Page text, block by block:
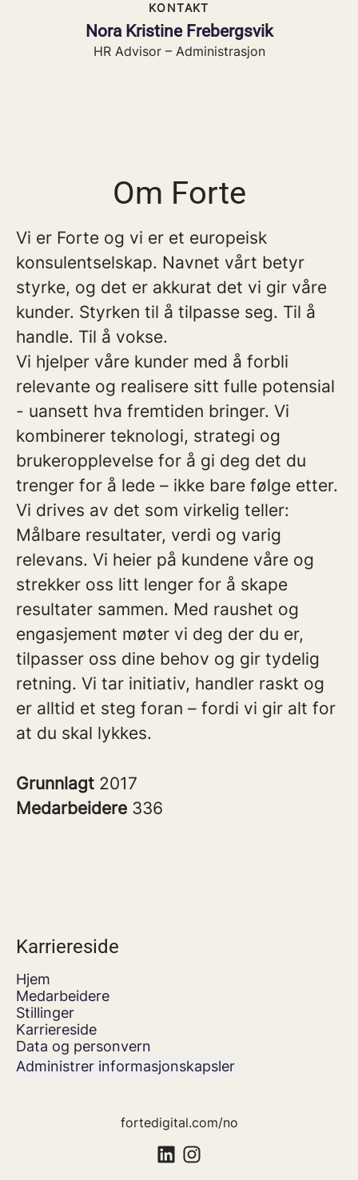
KONTAKT
Nora Kristine Frebergsvik
HR Advisor – Administrasjon
Om Forte
Vi er Forte og vi er et europeisk
konsulentselskap. Navnet vårt betyr
styrke, og det er akkurat det vi gir våre
kunder. Styrken til å tilpasse seg. Til å
handle. Til å vokse.
Vi hjelper våre kunder med å forbli
relevante og realisere sitt fulle potensial
- uansett hva fremtiden bringer. Vi
kombinerer teknologi, strategi og
brukeropplevelse for å gi deg det du
trenger for å lede – ikke bare følge etter.
Vi drives av det som virkelig teller:
Målbare resultater, verdi og varig
relevans. Vi heier på kundene våre og
strekker oss litt lenger for å skape
resultater sammen. Med raushet og
engasjement møter vi deg der du er,
tilpasser oss dine behov og gir tydelig
retning. Vi tar initiativ, handler raskt og
er alltid et steg foran – fordi vi gir alt for
at du skal lykkes.
Grunnlagt 2017
Medarbeidere 336
Karriereside
Hjem
Medarbeidere
Stillinger
Karriereside
Data og personvern
Administrer informasjonskapsler
fortedigital.com/no